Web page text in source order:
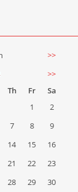
>>
>>
Th Fr
Sa
1
2
7 8
9
14 15
16
21 22
23
28 29 30